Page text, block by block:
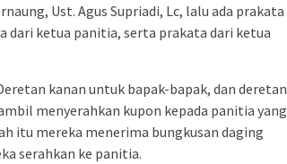
Ust. Agus Supriadi, Lc, lalu ada prakata
dari ketua panitia, serta prakata dari ketua
kanan untuk bapak-bapak, dan deretan
menyerahkan kupon kepada panitia yang
itu mereka menerima bungkusan daging
serahkan ke panitia.